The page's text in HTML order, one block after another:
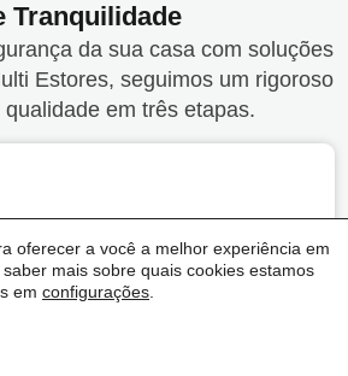
Tranquilidade
da sua casa com soluções
Estores, seguimos um rigoroso
qualidade em três etapas.
genéricas de baixa
exclusivamente com
oferecer a você a melhor experiência em
mais sobre quais cookies estamos
em configurações